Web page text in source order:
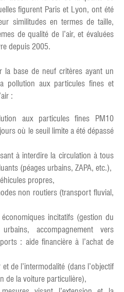
figurent Paris et Lyon, ont été
similitudes en termes de taille,
de qualité de l’air, et évaluées
depuis 2005.
la base de neuf critères ayant un
pollution aux particules fines et
:
aux particules fines PM10
où le seuil limite a été dépassé
à interdire la circulation à tous
(péages urbains, ZAPA, etc.),
propres,
non routiers (transport fluvial,
incitatifs (gestion du
accompagnement vers
: aide financière à l’achat de
de l’intermodalité (dans l’objectif
de la voiture particulière),